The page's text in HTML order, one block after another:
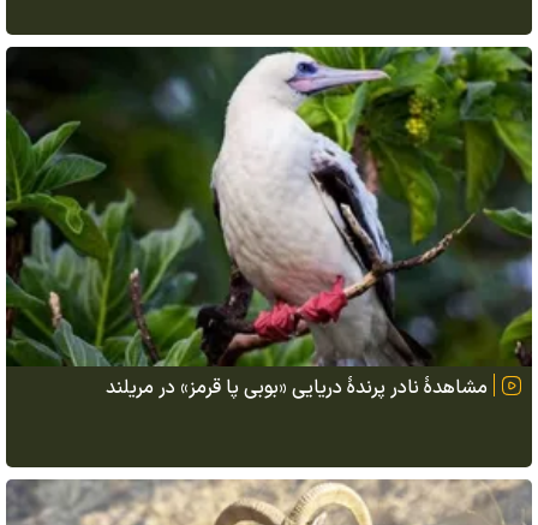
مشاهدهٔ نادر پرندهٔ دریایی «بوبی پا قرمز» در مریلند